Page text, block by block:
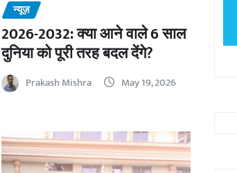
न्यूज़
2026-2032: क्या आने वाले 6 साल
दुनिया को पूरी तरह बदल देंगे?
Prakash Mishra May 19, 2026